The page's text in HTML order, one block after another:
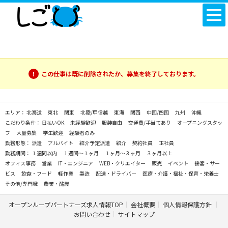
この仕事は既に削除されたか、募集を終了しております。
エリア： 北海道 東北 関東 北陸/甲信越 東海 関西 中国/四国 九州
沖縄
こだわり条件： 日払いOK 未経験歓迎 服装自由 交通費/手当てあり
オープニングスタッ
フ
大量募集 学生歓迎
経験者のみ
勤務形態： 派遣 アルバイト 紹介予定派遣 紹介 契約社員
正社員
勤務期間： １週間以内 １週間～１ヶ月 １ヶ月～３ヶ月
３ヶ月以上
オフィス事務
営業 IT・エンジニア WEB・クリエイター 販売 イベント
接客・サー
ビス
飲食・フード 軽作業 製造 配送・ドライバー
医療・介護・福祉・保育・栄養士
その他/専門職
農業・酪農
オープンループパートナーズ求人情報TOP 会社概要
個人情報保護方針
お問い合わせ
サイトマップ